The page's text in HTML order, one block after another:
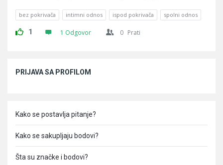
bez pokrivača intimni odnos ispod pokrivača spolni odnos
1 1 Odgovor 0 Prati
PRIJAVA SA PROFILOM
Kako se postavlja pitanje?
Kako se sakupljaju bodovi?
Šta su značke i bodovi?